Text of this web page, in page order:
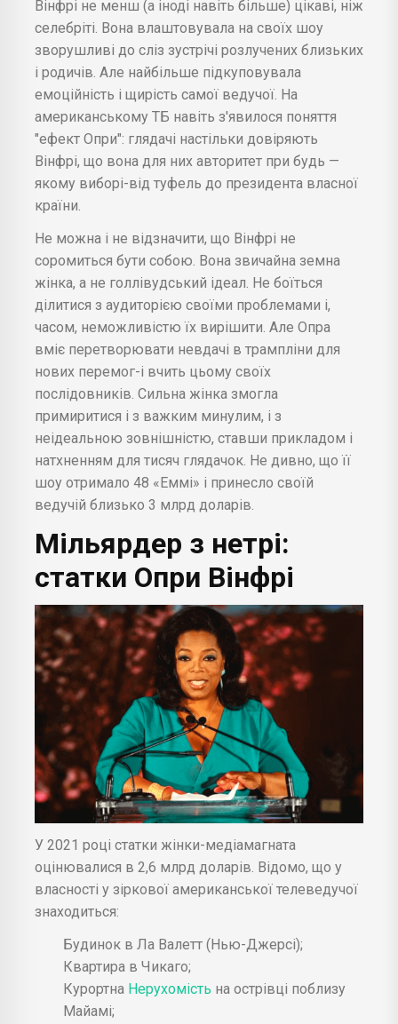
Вінфрі не менш (а іноді навіть більше) цікаві, ніж
селебріті. Вона влаштовувала на своїх шоу
зворушливі до сліз зустрічі розлучених близьких
і родичів. Але найбільше підкуповувала
емоційність і щирість самої ведучої. На
американському ТБ навіть з'явилося поняття
"ефект Опри": глядачі настільки довіряють
Вінфрі, що вона для них авторитет при будь —
якому виборі-від туфель до президента власної
країни.
Не можна і не відзначити, що Вінфрі не
соромиться бути собою. Вона звичайна земна
жінка, а не голлівудський ідеал. Не боїться
ділитися з аудиторією своїми проблемами і,
часом, неможливістю їх вирішити. Але Опра
вміє перетворювати невдачі в трампліни для
нових перемог-і вчить цьому своїх
послідовників. Сильна жінка змогла
примиритися і з важким минулим, і з
неідеальною зовнішністю, ставши прикладом і
натхненням для тисяч глядачок. Не дивно, що її
шоу отримало 48 «Еммі» і принесло своїй
ведучій близько 3 млрд доларів.
Мільярдер з нетрі:
статки Опри Вінфрі
У 2021 році статки жінки-медіамагната
оцінювалися в 2,6 млрд доларів. Відомо, що у
власності у зіркової американської телеведучої
знаходиться:
Будинок в Ла Валетт (Нью-Джерсі);
Квартира в Чикаго;
Курортна Нерухомість на острівці поблизу
Майамі;